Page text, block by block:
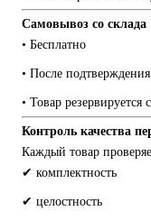
Самовывоз со склада
• Бесплатно
• После
• Товар резервируется
Контроль качества
Каждый товар
✔ комплектность
✔ целостность